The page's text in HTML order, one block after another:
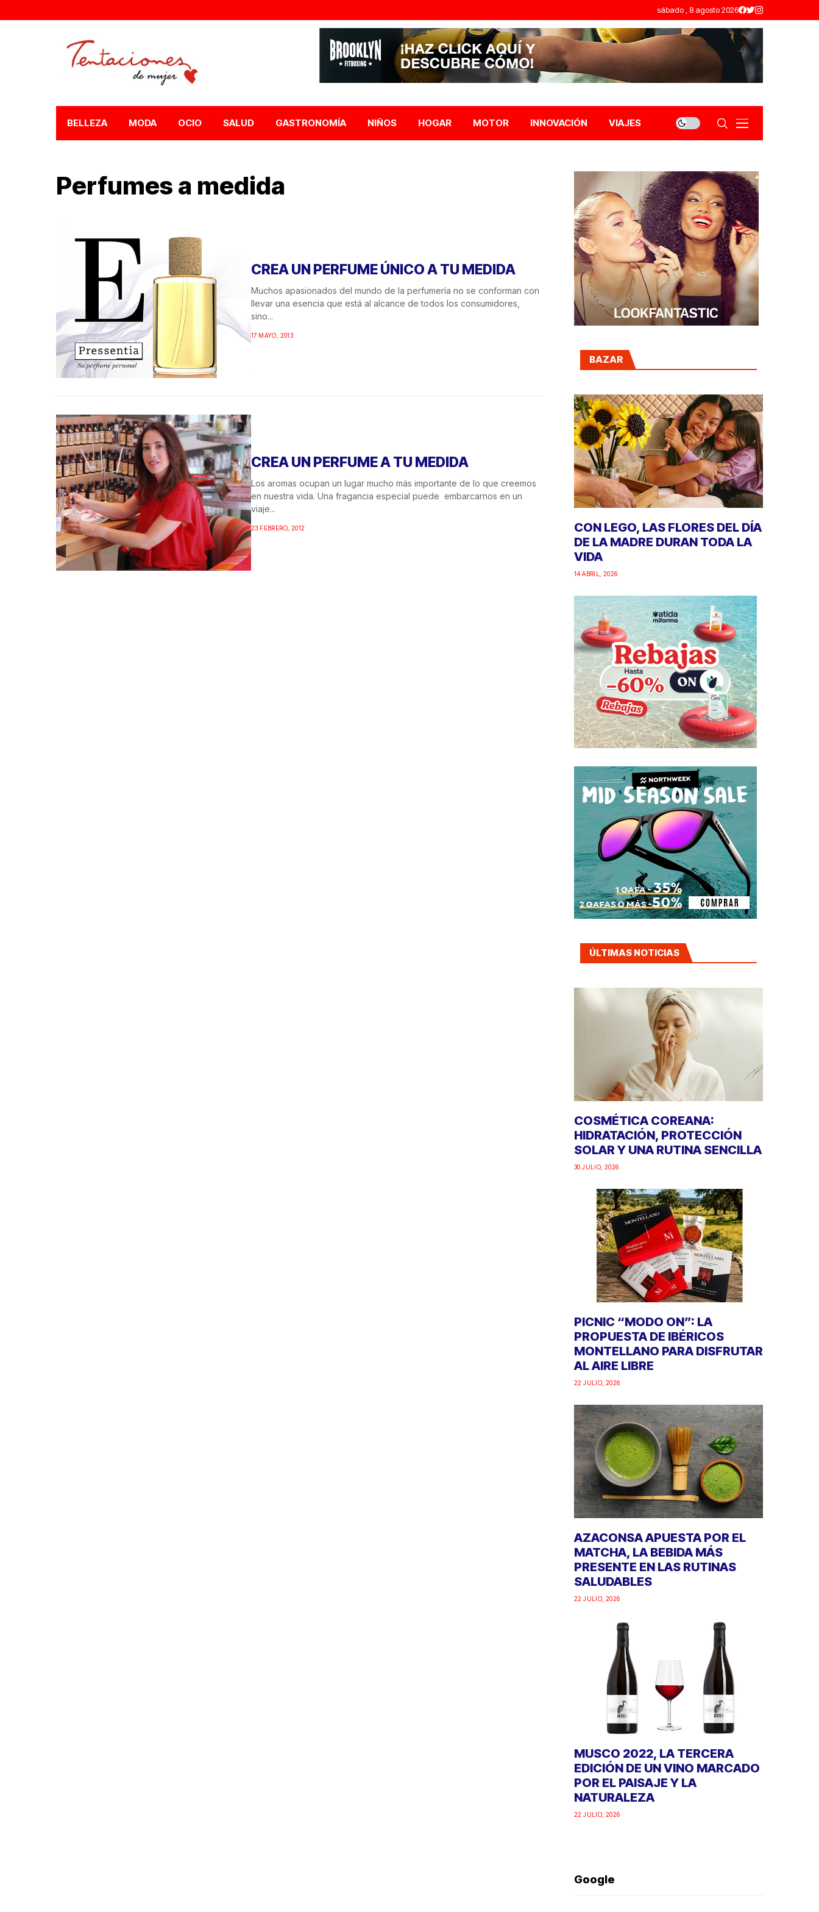
sábado , 8 agosto 2026
BELLEZA MODA OCIO SALUD GASTRONOMÍA NIÑOS HOGAR MOTOR INNOVACIÓN VIAJES
Perfumes a medida
CREA UN PERFUME ÚNICO A TU MEDIDA
Muchos apasionados del mundo de la perfumería no se conforman con
llevar una esencia que está al alcance de todos los consumidores,
sino...
17 MAYO, 2013
CREA UN PERFUME A TU MEDIDA
Los aromas ocupan un lugar mucho más importante de lo que creemos
en nuestra vida. Una fragancia especial puede embarcarnos en un
viaje...
23 FEBRERO, 2012
BAZAR
CON LEGO, LAS FLORES DEL DÍA
DE LA MADRE DURAN TODA LA
VIDA
14 ABRIL, 2026
ÚLTIMAS NOTICIAS
COSMÉTICA COREANA:
HIDRATACIÓN, PROTECCIÓN
SOLAR Y UNA RUTINA SENCILLA
30 JULIO, 2026
PICNIC “MODO ON”: LA
PROPUESTA DE IBÉRICOS
MONTELLANO PARA DISFRUTAR
AL AIRE LIBRE
22 JULIO, 2026
AZACONSA APUESTA POR EL
MATCHA, LA BEBIDA MÁS
PRESENTE EN LAS RUTINAS
SALUDABLES
22 JULIO, 2026
MUSCO 2022, LA TERCERA
EDICIÓN DE UN VINO MARCADO
POR EL PAISAJE Y LA
NATURALEZA
22 JULIO, 2026
Google